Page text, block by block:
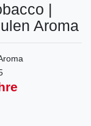
|
Aroma